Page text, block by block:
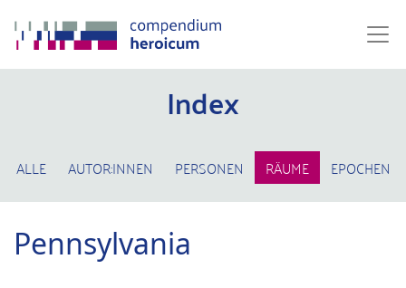
Index
ALLE AUTOR:INNEN PERSONEN RÄUME EPOCHEN
Pennsylvania